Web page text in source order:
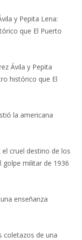
y Pepita Lena:
que El Puerto
Ávila y Pepita
histórico que El
la americana
el cruel destino de los
golpe militar de 1936
enseñanza
coletazos de una